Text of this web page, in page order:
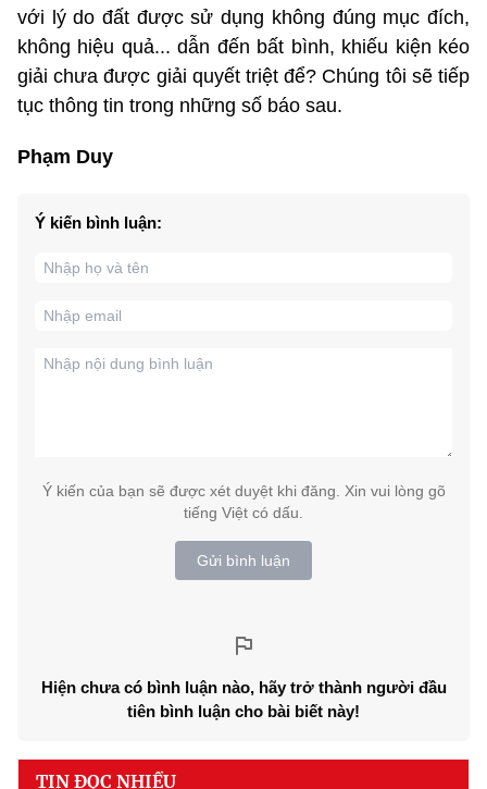
với lý do đất được sử dụng không đúng mục đích,
không hiệu quả... dẫn đến bất bình, khiếu kiện kéo
giải chưa được giải quyết triệt để? Chúng tôi sẽ tiếp
tục thông tin trong những số báo sau.
Phạm Duy
Ý kiến bình luận:
Ý kiến của bạn sẽ được xét duyệt khi đăng. Xin vui lòng gõ
tiếng Việt có dấu.
Gửi bình luận
Hiện chưa có bình luận nào, hãy trở thành người đầu
tiên bình luận cho bài biết này!
TIN ĐỌC NHIỀU